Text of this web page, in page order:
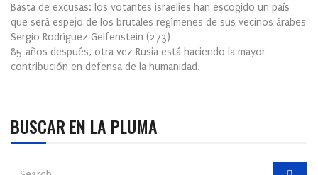
Basta de excusas: los votantes israelíes han escogido un país
que será espejo de los brutales regímenes de sus vecinos árabes
Sergio Rodríguez Gelfenstein (273)
85 años después, otra vez Rusia está haciendo la mayor
contribución en defensa de la humanidad.
BUSCAR EN LA PLUMA